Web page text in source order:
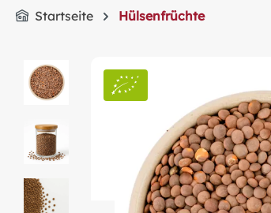
Startseite Hülsenfrüchte
Bildergalerie überspringen